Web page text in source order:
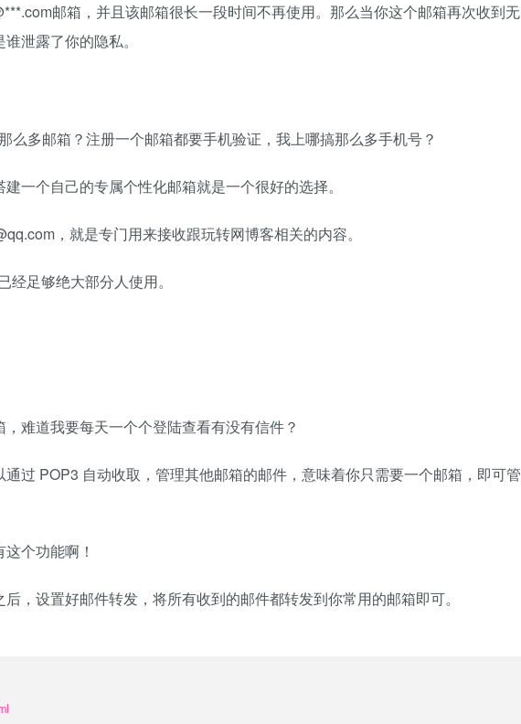
邮箱，并且该邮箱很长一段时间不再使用。那么当你这个邮箱再次收到无
泄露了你的隐私。
么多邮箱？注册一个邮箱都要手机验证，我上哪搞那么多手机号？
一个自己的专属个性化邮箱就是一个很好的选择。
，就是专门用来接收跟玩转网博客相关的内容。
足够绝大部分人使用。
难道我要每天一个个登陆查看有没有信件？
过 POP3 自动收取，管理其他邮箱的邮件，意味着你只需要一个邮箱，即可
个功能啊！
，设置好邮件转发，将所有收到的邮件都转发到你常用的邮箱即可。